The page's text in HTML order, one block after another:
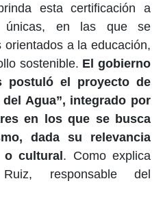
esta certificación a
únicas, en las que se
orientados a la educación,
sostenible. El gobierno
postuló el proyecto de
Agua”, integrado por
en los que se busca
dada su relevancia
o cultural. Como explica
responsable del